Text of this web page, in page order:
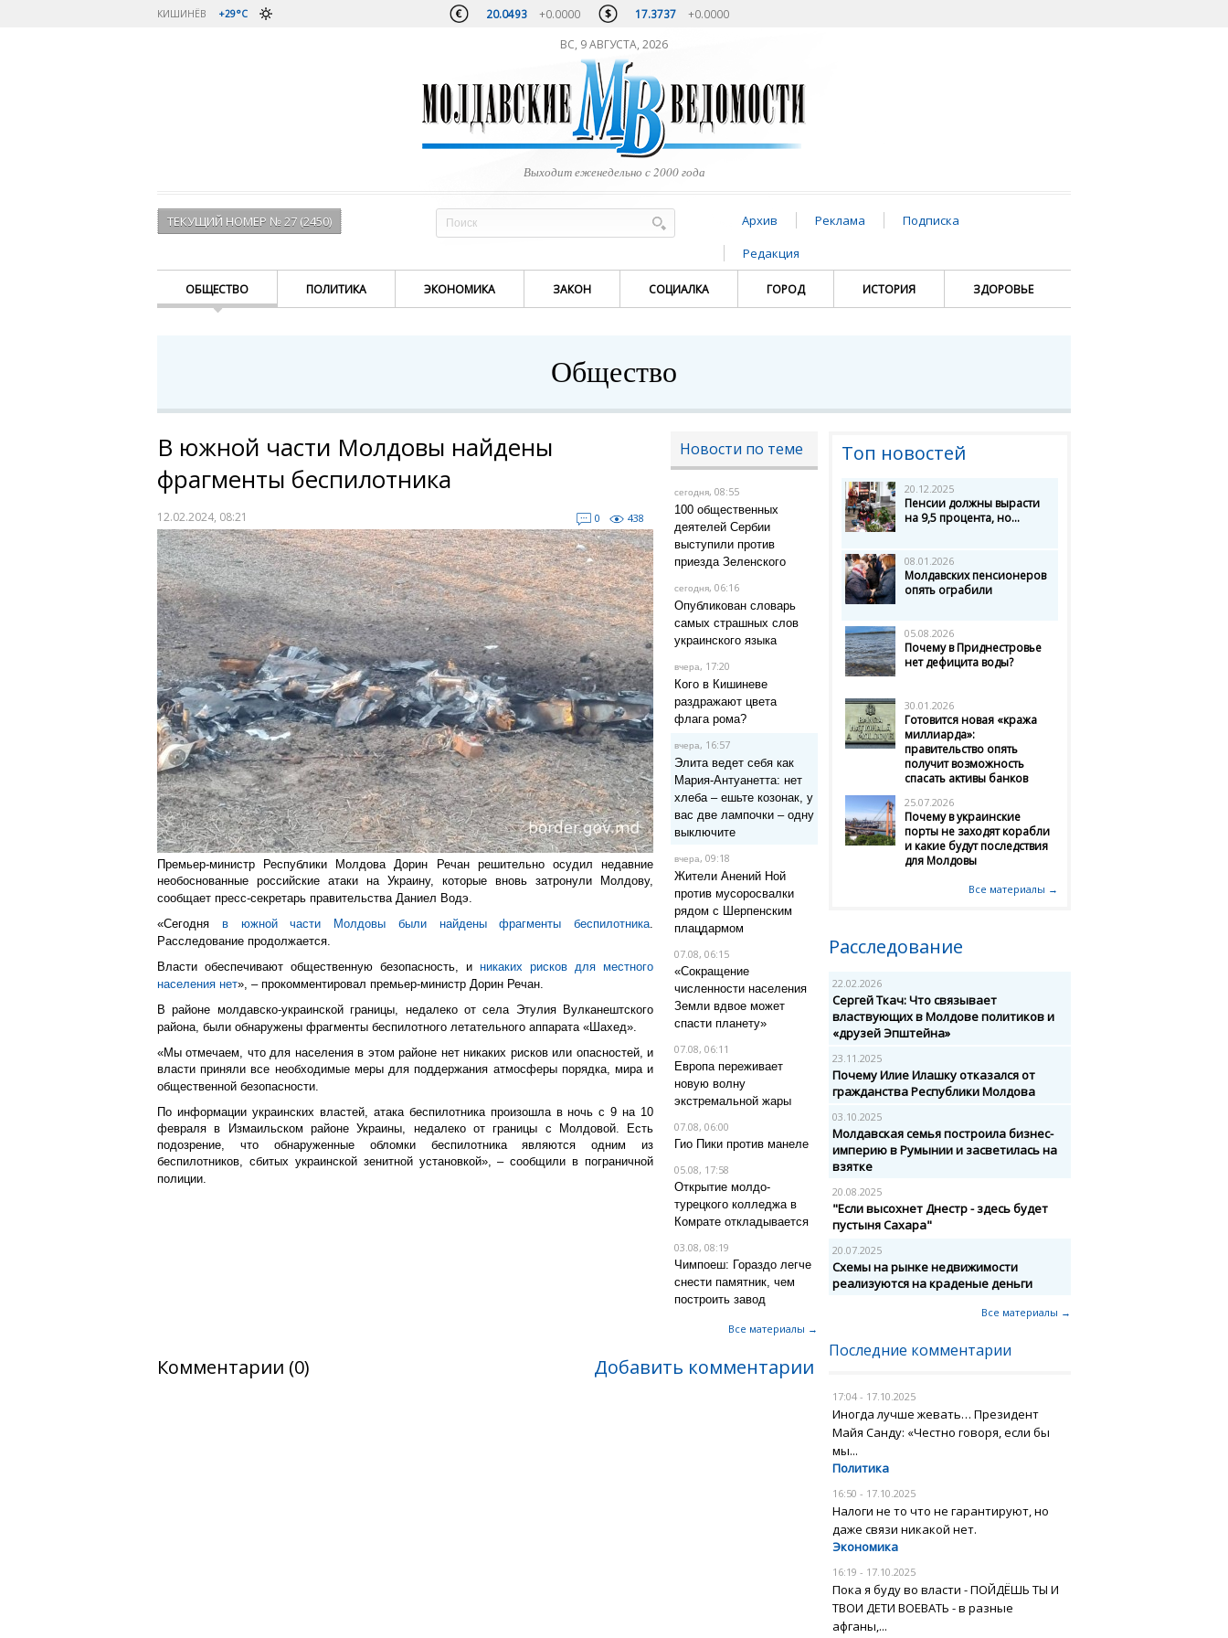
КИШИНЁВ +29°C 20.0493 +0.0000 17.3737 +0.0000
ВС, 9 АВГУСТА, 2026
Выходит еженедельно с 2000 года
ТЕКУЩИЙ НОМЕР № 27 (2450) Архив Реклама
Подписка
Редакция
ОБЩЕСТВО ПОЛИТИКА ЭКОНОМИКА ЗАКОН СОЦИАЛКА ГОРОД ИСТОРИЯ ЗДОРОВЬЕ
Общество
В южной части Молдовы найдены
фрагменты беспилотника
12.02.2024, 08:21 0 438
Премьер-министр Республики Молдова Дорин Речан решительно осудил недавние
необоснованные российские атаки на Украину, которые вновь затронули Молдову,
сообщает пресс-секретарь правительства Даниел Водэ.
«Сегодня в южной части Молдовы были найдены фрагменты беспилотника.
Расследование продолжается.
Власти обеспечивают общественную безопасность, иникаких рисков для местного
населения нет», – прокомментировал премьер-министр Дорин Речан.
В районе молдавско-украинской границы, недалеко от села Этулия Вулканештского
района, были обнаружены фрагменты беспилотного летательного аппарата «Шахед».
«Мы отмечаем, что для населения в этом районе нет никаких рисков или опасностей, и
власти приняли все необходимые меры для поддержания атмосферы порядка, мира и
общественной безопасности.
По информации украинских властей, атака беспилотника произошла в ночь с 9 на 10
февраля в Измаильском районе Украины, недалеко от границы с Молдовой. Есть
подозрение, что обнаруженные обломки беспилотника являются одним из
беспилотников, сбитых украинской зенитной установкой», – сообщили в пограничной
полиции.
Новости по теме
сегодня, 08:55
100 общественных
деятелей Сербии
выступили против
приезда Зеленского
сегодня, 06:16
Опубликован словарь
самых страшных слов
украинского языка
вчера, 17:20
Кого в Кишиневе
раздражают цвета
флага рома?
вчера, 16:57
Элита ведет себя как
Мария-Антуанетта: нет
хлеба – ешьте козонак, у
вас две лампочки – одну
выключите
вчера, 09:18
Жители Анений Ной
против мусоросвалки
рядом с Шерпенским
плацдармом
07.08, 06:15
«Сокращение
численности населения
Земли вдвое может
спасти планету»
07.08, 06:11
Европа переживает
новую волну
экстремальной жары
07.08, 06:00
Гио Пики против манеле
05.08, 17:58
Открытие молдо-
турецкого колледжа в
Комрате откладывается
03.08, 08:19
Чимпоеш: Гораздо легче
снести памятник, чем
построить завод
Все материалы →
Комментарии (0) Добавить комментарии
Топ новостей
20.12.2025
Пенсии должны вырасти
на 9,5 процента, но...
08.01.2026
Молдавских пенсионеров
опять ограбили
05.08.2026
Почему в Приднестровье
нет дефицита воды?
30.01.2026
Готовится новая «кража
миллиарда»:
правительство опять
получит возможность
спасать активы банков
25.07.2026
Почему в украинские
порты не заходят корабли
и какие будут последствия
для Молдовы
Все материалы →
Расследование
22.02.2026
Сергей Ткач: Что связывает
властвующих в Молдове политиков и
«друзей Эпштейна»
23.11.2025
Почему Илие Илашку отказался от
гражданства Республики Молдова
03.10.2025
Молдавская семья построила бизнес-
империю в Румынии и засветилась на
взятке
20.08.2025
"Если высохнет Днестр - здесь будет
пустыня Сахара"
20.07.2025
Схемы на рынке недвижимости
реализуются на краденые деньги
Все материалы →
Последние комментарии
17:04 - 17.10.2025
Иногда лучше жевать… Президент
Майя Санду: «Честно говоря, если бы
мы...
Политика
16:50 - 17.10.2025
Налоги не то что не гарантируют, но
даже связи никакой нет.
Экономика
16:19 - 17.10.2025
Пока я буду во власти - ПОЙДЁШЬ ТЫ И
ТВОИ ДЕТИ ВОЕВАТЬ - в разные
афганы,...